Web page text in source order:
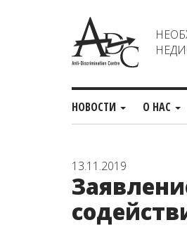
НОВОСТИ О НАС
13.11.2019